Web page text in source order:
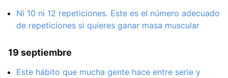
Ni 10 ni 12 repeticiones. Este es el número adecuado
de repeticiones si quieres ganar masa muscular
19 septiembre
Este hábito que mucha gente hace entre serie y